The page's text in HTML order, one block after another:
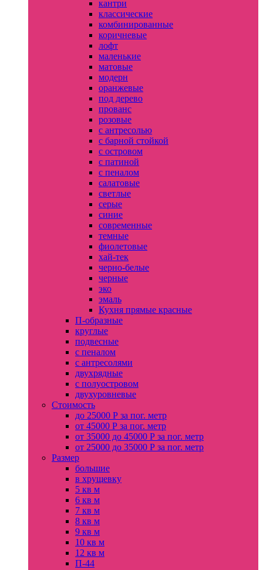
кантри
классические
комбинированные
коричневые
лофт
маленькие
матовые
модерн
оранжевые
под дерево
прованс
розовые
с антресолью
с барной стойкой
с островом
с патиной
с пеналом
салатовые
светлые
серые
синие
современные
темные
фиолетовые
хай-тек
черно-белые
черные
эко
эмаль
Кухня прямые красные
П-образные
круглые
подвесные
с пеналом
с антресолями
двухрядные
с полуостровом
двухуровневые
Стоимость
до 25000 Р за пог. метр
от 45000 Р за пог. метр
от 35000 до 45000 Р за пог. метр
от 25000 до 35000 Р за пог. метр
Размер
большие
в хрущевку
5 кв м
6 кв м
7 кв м
8 кв м
9 кв м
10 кв м
12 кв м
П-44